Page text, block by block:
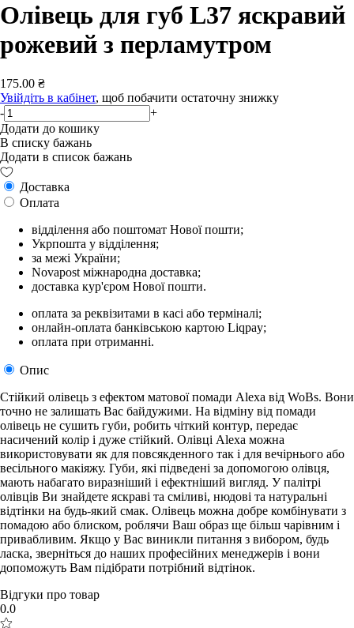
Олівець для губ L37 яскравий
рожевий з перламутром
175.00 ₴
Увійдіть в кабінет, щоб побачити остаточну знижку
-
+
Додати до кошику
В списку бажань
Додати в список бажань
Доставка
Оплата
відділення або поштомат Нової пошти;
Укрпошта у відділення;
за межі України;
Novapost міжнародна доставка;
доставка кур'єром Нової пошти.
оплата за реквізитами в касі або терміналі;
онлайн-оплата банківською картою Liqpay;
оплата при отриманні.
Опис
Стійкий олівець з ефектом матової помади Alexa від WoBs. Вони
точно не залишать Вас байдужими. На відміну від помади
олівець не сушить губи, робить чіткий контур, передає
насичений колір і дуже стійкий. Олівці Alexa можна
використовувати як для повсякденного так і для вечірнього або
весільного макіяжу. Губи, які підведені за допомогою олівця,
мають набагато виразніший і ефектніший вигляд. У палітрі
олівців Ви знайдете яскраві та сміливі, нюдові та натуральні
відтінки на будь-який смак. Олівець можна добре комбінувати з
помадою або блиском, роблячи Ваш образ ще більш чарівним і
привабливим. Якщо у Вас виникли питання з вибором, будь
ласка, зверніться до наших професійних менеджерів і вони
допоможуть Вам підібрати потрібний відтінок.
Відгуки про товар
0.0